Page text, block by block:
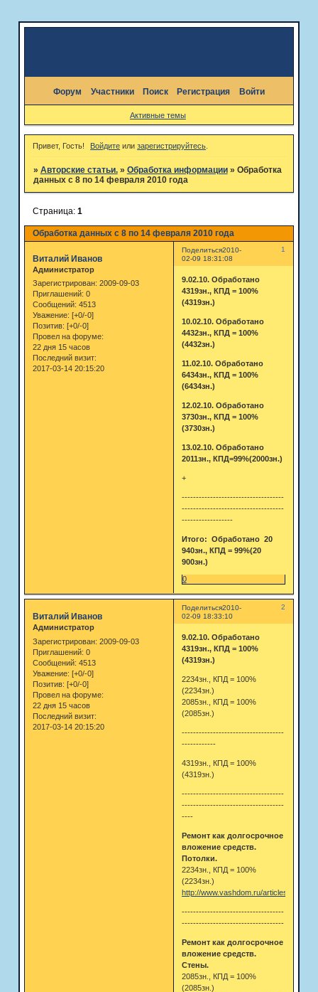
Форум Участники Поиск Регистрация Войти
Активные темы
Привет, Гость! Войдите илизарегистрируйтесь
» Авторские статьи. » Обработка информации » Обработка
данных с 8 по 14 февраля 2010 года
Обработка данных с 8 по 14 февраля 2010 года
Страница: 1
Поделиться 1
2010-
02-09 18:31:08
Виталий Иванов
Администратор
Зарегистрирован: 2009-09-03
Приглашений: 0
Сообщений: 4513
Уважение: [+0/-0]
Позитив: [+0/-0]
Провел на форуме:
22 дня 15 часов
Последний визит:
2017-03-14 20:15:20
9.02.10. Обработано
4319зн., КПД = 100%
(4319зн.)
10.02.10. Обработано
4432зн., КПД = 100%
(4432зн.)
11.02.10. Обработано
6434зн., КПД = 100%
(6434зн.)
12.02.10. Обработано
3730зн., КПД = 100%
(3730зн.)
13.02.10. Обработано
2011зн., КПД=99%(2000зн.)
+
------------------------------------
------------------------------------
------------------
Итого: Обработано 20
940зн., КПД = 99%(20
900зн.)
0
Поделиться 2
2010-
02-09 18:33:10
Виталий Иванов
Администратор
Зарегистрирован: 2009-09-03
Приглашений: 0
Сообщений: 4513
Уважение: [+0/-0]
Позитив: [+0/-0]
Провел на форуме:
22 дня 15 часов
Последний визит:
2017-03-14 20:15:20
9.02.10. Обработано
4319зн., КПД = 100%
(4319зн.)
2234зн., КПД = 100%
(2234зн.)
2085зн., КПД = 100%
(2085зн.)
------------------------------------
------------
4319зн., КПД = 100%
(4319зн.)
------------------------------------
------------------------------------
----
Ремонт как долгосрочное
вложение средств.
Потолки.
2234зн., КПД = 100%
(2234зн.)
http://www.vashdom.ru/articles/
------------------------------------
------------------------------------
Ремонт как долгосрочное
вложение средств.
Стены.
2085зн., КПД = 100%
(2085зн.)